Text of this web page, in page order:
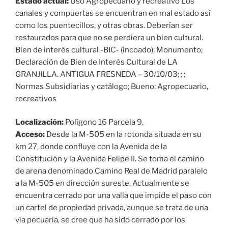
canales y compuertas se encuentran en mal estado así
como los puentecillos, y otras obras. Deberían ser
restaurados para que no se perdiera un bien cultural.
Bien de interés cultural -BIC- (incoado); Monumento;
Declaración de Bien de Interés Cultural de LA
GRANJILLA. ANTIGUA FRESNEDA – 30/10/03; ; ;
Normas Subsidiarias y catálogo; Bueno; Agropecuario,
recreativos
Localización: Polígono 16 Parcela 9,
Acceso: Desde la M-505 en la rotonda situada en su
km 27, donde confluye con la Avenida de la
Constitución y la Avenida Felipe II. Se toma el camino
de arena denominado Camino Real de Madrid paralelo
a la M-505 en dirección sureste. Actualmente se
encuentra cerrado por una valla que impide el paso con
un cartel de propiedad privada, aunque se trata de una
vía pecuaria, se cree que ha sido cerrado por los